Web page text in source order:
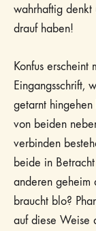
wahrhaftig
drauf haben!
Konfus
Eingangsschrift,
getarnt
von beiden
verbinden
beide in
anderen geheim
braucht blo?
auf diese Weise